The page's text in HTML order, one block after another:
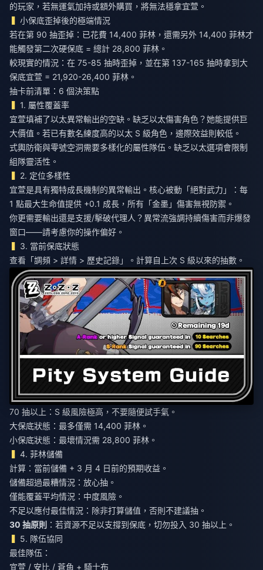
的玩家，若無運氣加持或額外購買，將無法穩拿宜萱。
小保底歪掉後的極端情況
若在第 90 抽歪掉：已花費 14,400 菲林，還需另外 14,400 菲林才
能觸發第二次硬保底 = 總計 28,800 菲林。
較現實的情況：在 75-85 抽時歪掉，並在第 137-165 抽時拿到大
保底宜萱 = 21,920-26,400 菲林。
抽卡前清單：6 個決策點
1. 屬性覆蓋率
宜萱填補了以太異常輸出的空缺。缺乏以太傷害角色？她能提供巨
大價值。若已有數名練度高的以太 S 級角色，邊際效益則較低。
式輿防衛與零號空洞需要多樣化的屬性隊伍。缺乏以太選項會限制
組隊靈活性。
2. 定位多樣性
宜萱是具有獨特成長機制的異常輸出。核心被動「絕對武力」：每
1 點最大生命值提供 +0.1 成長，所有「金墨」傷害無視防禦。
你更需要輸出還是支援/擊破代理人？異常流強調持續傷害而非爆發
窗口——請考慮你的操作偏好。
3. 當前保底狀態
查看「調頻 > 詳情 > 歷史記錄」。計算自上次 S 級以來的抽數。
70 抽以上：S 級風險極高，不要隨便試手氣。
大保底狀態：最多僅需 14,400 菲林。
小保底狀態：最壞情況需 28,800 菲林。
4. 菲林儲備
計算：當前儲備 + 3 月 4 日前的預期收益。
儲備超過最糟情況：放心抽。
僅能覆蓋平均情況：中度風險。
不足以應付最佳情況：除非打算儲值，否則不建議抽。
30 抽原則 ：若資源不足以支撐到保底，切勿投入 30 抽以上。
5. 隊伍協同
最佳隊伍：
宜萱 / 安比 / 蒼角 + 騎士布